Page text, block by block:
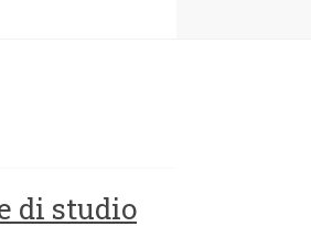
di studio